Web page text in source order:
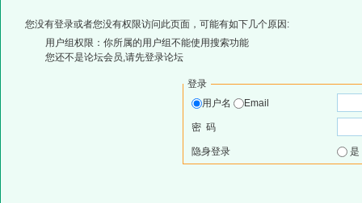
您没有登录或者您没有权限访问此页面，可能有如下几个原因:
用户组权限：你所属的用户组不能使用搜索功能
您还不是论坛会员,请先登录论坛
登录
用户名
Email
密 码
隐身登录